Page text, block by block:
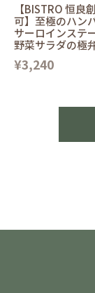
【BISTRO 恒良
可】至極のハン
サーロインステ
野菜サラダの極
¥3,240